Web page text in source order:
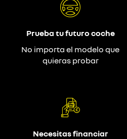
Prueba tu futuro coche
No importa el modelo que
quieras probar
Necesitas financiar